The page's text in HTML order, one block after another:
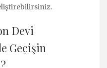
Devi
Geçişin